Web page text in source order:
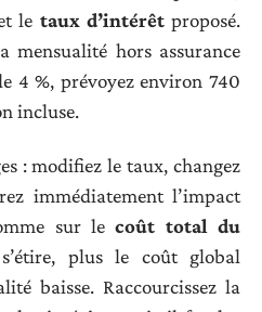
le taux d’intérêtproposé.
mensualité hors assurance
4 %, prévoyez environ 740
incluse.
: modifiez le taux, changez
immédiatement l’impact
sur lecoût total du
plus le coût global
baisse. Raccourcissez la